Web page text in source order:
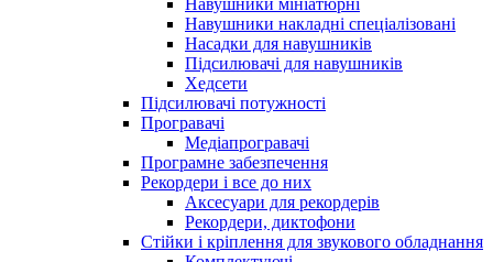
Навушники мініатюрні
Навушники накладні спеціалізовані
Насадки для навушників
Підсилювачі для навушників
Хедсети
Підсилювачі потужності
Програвачі
Медіапрогравачі
Програмне забезпечення
Рекордери і все до них
Аксесуари для рекордерів
Рекордери, диктофони
Стійки і кріплення для звукового обладнання